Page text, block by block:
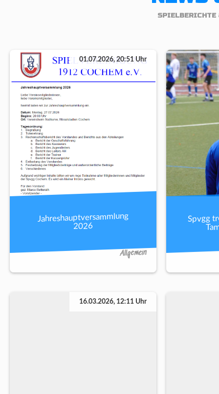
SPIELBERICHTE
01.07.2026, 20:51 Uhr
Jahreshauptversammlung
2026
Allgemein
Spvgg
16.03.2026, 12:11 Uhr